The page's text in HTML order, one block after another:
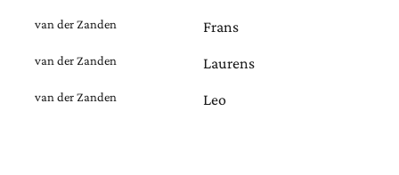
van der Zanden Frans
van der Zanden Laurens
van der Zanden Leo